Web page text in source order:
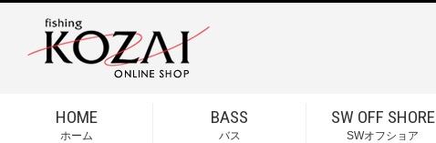
HOME
ホーム
BASS
バス
SW OFF SHORE
SWオフショア